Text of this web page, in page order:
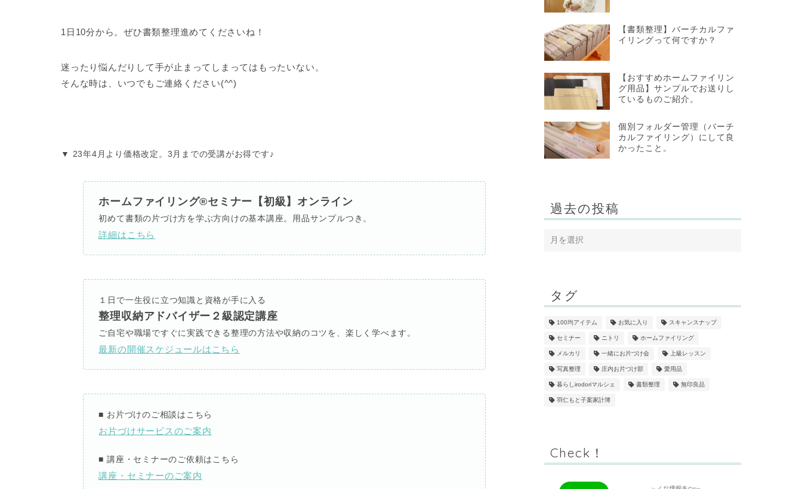
1日10分から。ぜひ書類整理進めてくださいね！
迷ったり悩んだりして手が止まってしまってはもったいない。
そんな時は、いつでもご連絡ください(^^)
▼ 23年4月より価格改定。3月までの受講がお得です♪
ホームファイリング®セミナー【初級】オンライン
初めて書類の片づけ方を学ぶ方向けの基本講座。用品サンプルつき。
詳細はこちら
１日で一生役に立つ知識と資格が手に入る
整理収納アドバイザー２級認定講座
ご自宅や職場ですぐに実践できる整理の方法や収納のコツを、楽しく学べます。
最新の開催スケジュールはこちら
■ お片づけのご相談はこちら
お片づけサービスのご案内
■講座・セミナーのご依頼はこちら
講座・セミナーのご案内
【書類整理】バーチカルファ
イリングって何ですか？
【おすすめホームファイリン
グ用品】サンプルでお送りし
ているものご紹介。
個別フォルダー管理（バーチ
カルファイリング）にして良
かったこと。
過去の投稿
タグ
100均アイテム お気に入り スキャンスナップ
セミナー ニトリ ホームファイリング
メルカリ 一緒にお片づけ会 上級レッスン
写真整理 庄内お片づけ部 愛用品
暮らしirodoriマルシェ 書類整理 無印良品
羽仁もと子案家計簿
Check！